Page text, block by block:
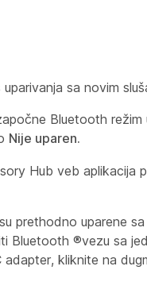
sa novim
Bluetooth režim
Nije uparen.
Hub veb aplikacija
prethodno uparene sa
Bluetooth ®vezu sa
kliknite na